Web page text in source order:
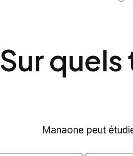
Sur
Manaone peut